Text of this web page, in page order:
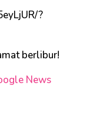
?
berlibur!
News